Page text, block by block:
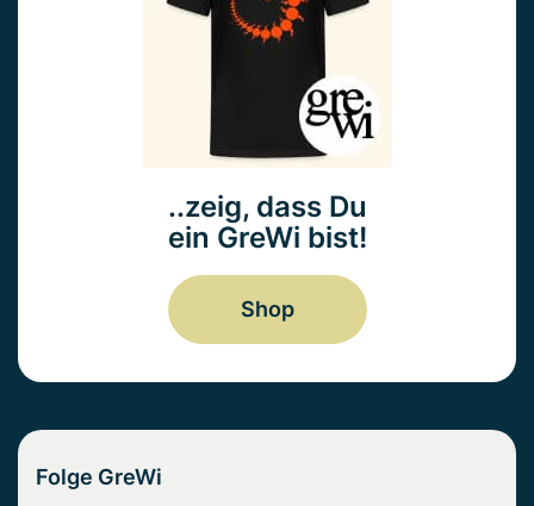
..zeig, dass Du
ein GreWi bist!
Shop
Folge GreWi